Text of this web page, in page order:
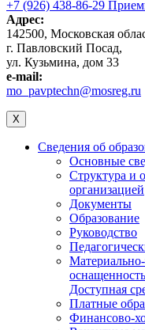
+7 (926) 438-86-29
Адрес:
142500, Московская
г. Павловский Посад,
ул. Кузьмина, дом 33
e-mail:
mo_pavptechn@mosreg.ru
X
Сведения об
Основные
Структура и
организацией
Документы
Образование
Руководство
Доступная
Платные
Финансово-